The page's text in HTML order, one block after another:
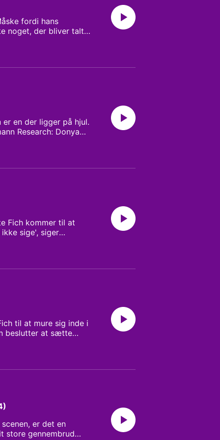
fordi hans
noget, der bliver talt
og det gør
for hans lave
en der ligger på hjul.
Research: Donya
Fich kommer til at
sige', siger
hun vil lære sig selv at
til at mure sig inde i
beslutter at sætte
ja. Det bliver
er det en
store gennembrud